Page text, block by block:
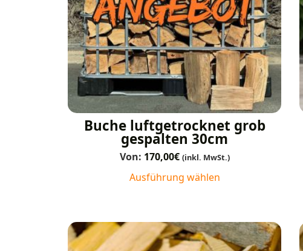
Buche luftgetrocknet grob
gespalten 30cm
Von: 170,00€ (inkl. MwSt.)
Ausführung wählen